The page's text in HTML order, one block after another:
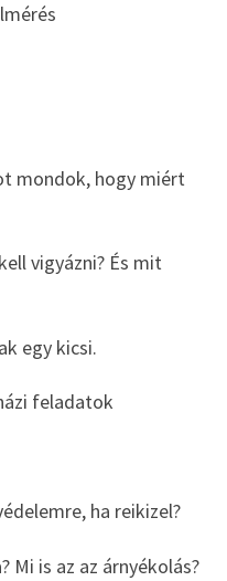
mondok, hogy miért
vigyázni? És mit
egy kicsi.
feladatok
ha reikizel?
Mi is az az árnyékolás?